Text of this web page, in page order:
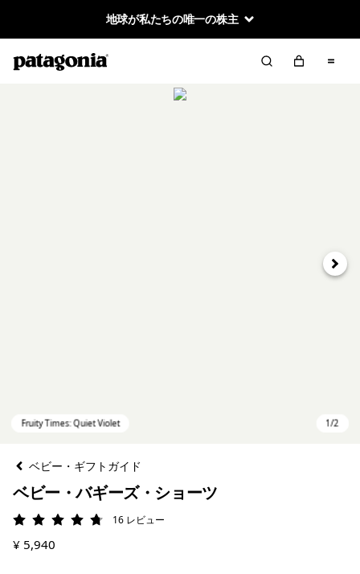
地球が私たちの唯一の株主
次へ
ベビー・ギフトガイド
ベビー・バギーズ・ショーツ
評価: 4.8 / 5
16 レビュー
¥ 5,940